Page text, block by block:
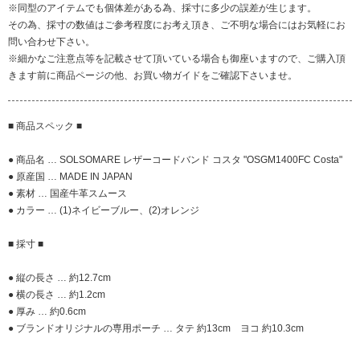
※同型のアイテムでも個体差がある為、採寸に多少の誤差が生じます。
その為、採寸の数値はご参考程度にお考え頂き、ご不明な場合にはお気軽にお
問い合わせ下さい。
※細かなご注意点等を記載させて頂いている場合も御座いますので、ご購入頂
きます前に商品ページの他、お買い物ガイドをご確認下さいませ。
■ 商品スペック ■
● 商品名 … SOLSOMARE レザーコードバンド コスタ "OSGM1400FC Costa"
● 原産国 … MADE IN JAPAN
● 素材 … 国産牛革スムース
● カラー … (1)ネイビーブルー、(2)オレンジ
■ 採寸 ■
● 縦の長さ … 約12.7cm
● 横の長さ … 約1.2cm
● 厚み … 約0.6cm
● ブランドオリジナルの専用ポーチ … タテ 約13cm ヨコ 約10.3cm